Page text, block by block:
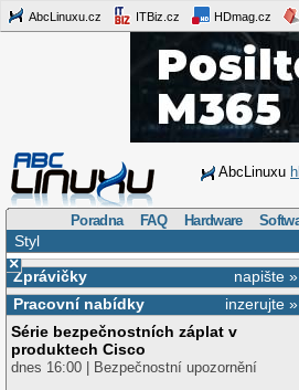
AbcLinuxu.cz ITBiz.cz HDmag.cz
AbcLinuxu
Poradna FAQ Hardware
Styl
×
napište »
Zprávičky
inzerujte »
Pracovní nabídky
Série bezpečnostních záplat v
produktech Cisco
dnes 16:00 | Bezpečnostní upozornění